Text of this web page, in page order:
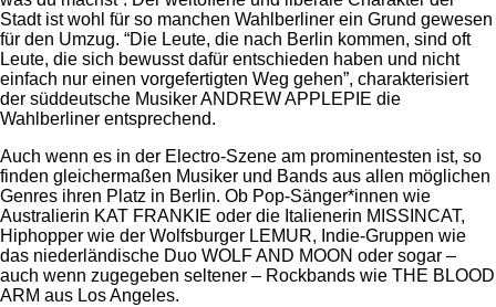
Stadt ist wohl für so manchen Wahlberliner ein Grund gewesen
für den Umzug. “Die Leute, die nach Berlin kommen, sind oft
Leute, die sich bewusst dafür entschieden haben und nicht
einfach nur einen vorgefertigten Weg gehen”, charakterisiert
der süddeutsche Musiker ANDREW APPLEPIE die
Wahlberliner entsprechend.
Auch wenn es in der Electro-Szene am prominentesten ist, so
finden gleichermaßen Musiker und Bands aus allen möglichen
Genres ihren Platz in Berlin. Ob Pop-Sänger*innen wie
Australierin KAT FRANKIE oder die Italienerin MISSINCAT,
Hiphopper wie der Wolfsburger LEMUR, Indie-Gruppen wie
das niederländische Duo WOLF AND MOON oder sogar –
auch wenn zugegeben seltener – Rockbands wie THE BLOOD
ARM aus Los Angeles.